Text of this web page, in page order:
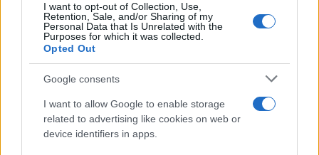
I want to opt-out of Collection, Use,
Retention, Sale, and/or Sharing of my
Personal Data that Is Unrelated with the
Purposes for which it was collected.
Opted Out
Google consents
I want to allow Google to enable storage
related to advertising like cookies on web or
device identifiers in apps.
Come preservare il colore dei capelli in estate:
BELLEZZA